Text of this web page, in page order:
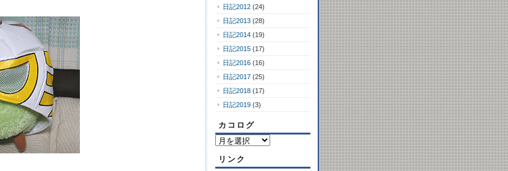
日記2012 (24)
日記2013 (28)
日記2014 (19)
日記2015 (17)
日記2016 (16)
日記2017 (25)
日記2018 (17)
日記2019 (3)
カコログ
カ
ロリンク